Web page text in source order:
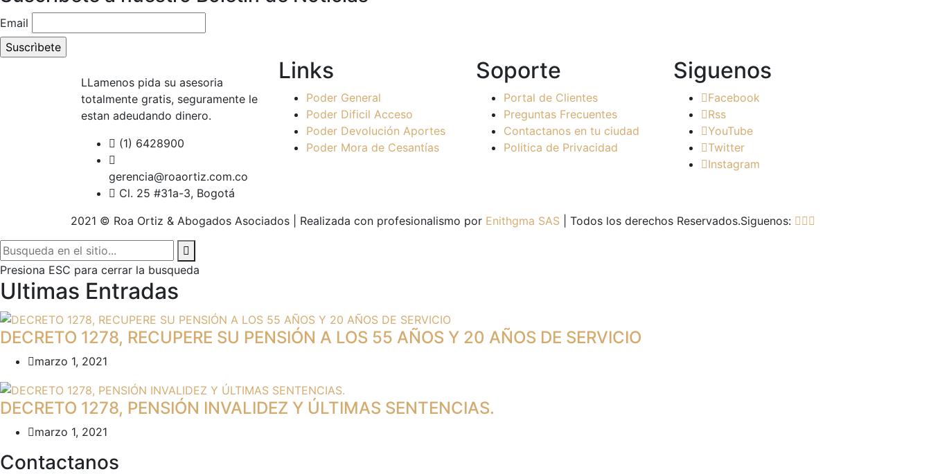
Email
LLamenos pida su asesoria
totalmente gratis, seguramente le
estan adeudando dinero.
(1) 6428900
gerencia@roaortiz.com.co
Cl. 25 #31a-3, Bogotá
Links
Poder General
Poder Dificil Acceso
Poder Devolución Aportes
Poder Mora de Cesantías
Soporte
Portal de Clientes
Preguntas Frecuentes
Contactanos en tu ciudad
Politica de Privacidad
Siguenos
Facebook
Rss
YouTube
Twitter
Instagram
2021 © Roa Ortiz & Abogados Asociados | Realizada con profesionalismo por Enithgma SAS | Todos los derechos Reservados.Siguenos:
Presiona ESC para cerrar la busqueda
Ultimas Entradas
DECRETO 1278, RECUPERE SU PENSIÓN A LOS 55 AÑOS Y 20 AÑOS DE SERVICIO
marzo 1, 2021
DECRETO 1278, PENSIÓN INVALIDEZ Y ÚLTIMAS SENTENCIAS.
marzo 1, 2021
Contactanos